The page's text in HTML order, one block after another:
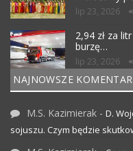
lip 23, 2026
2,94 zł za
burzę…
lip 23, 2026
NAJNOWSZE
M.S. Kazimierak - D.
sojuszu. Czym będzie